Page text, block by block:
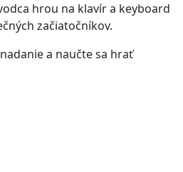
hrou na klavír a keyboard
začiatočníkov.
a naučte sa hrať